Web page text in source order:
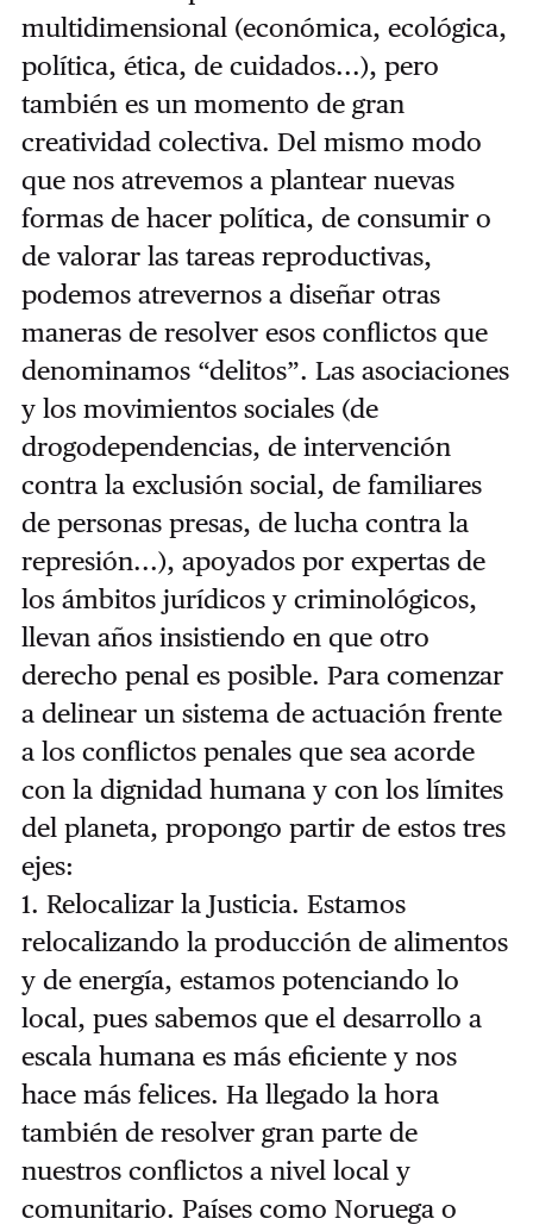
multidimensional (económica, ecológica,
política, ética, de cuidados...), pero
también es un momento de gran
creatividad colectiva. Del mismo modo
que nos atrevemos a plantear nuevas
formas de hacer política, de consumir o
de valorar las tareas reproductivas,
podemos atrevernos a diseñar otras
maneras de resolver esos conflictos que
denominamos “delitos”. Las asociaciones
y los movimientos sociales (de
drogodependencias, de intervención
contra la exclusión social, de familiares
de personas presas, de lucha contra la
represión...), apoyados por expertas de
los ámbitos jurídicos y criminológicos,
llevan años insistiendo en que otro
derecho penal es posible. Para comenzar
a delinear un sistema de actuación frente
a los conflictos penales que sea acorde
con la dignidad humana y con los límites
del planeta, propongo partir de estos tres
ejes:
1. Relocalizar la Justicia. Estamos
relocalizando la producción de alimentos
y de energía, estamos potenciando lo
local, pues sabemos que el desarrollo a
escala humana es más eficiente y nos
hace más felices. Ha llegado la hora
también de resolver gran parte de
nuestros conflictos a nivel local y
comunitario. Países como Noruega o